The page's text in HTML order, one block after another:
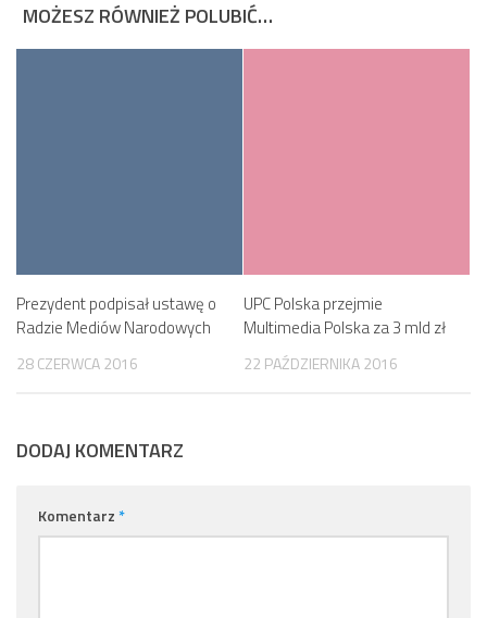
MOŻESZ RÓWNIEŻ POLUBIĆ…
Prezydent podpisał ustawę o
Radzie Mediów Narodowych
28 CZERWCA 2016
UPC Polska przejmie
Multimedia Polska za 3 mld zł
22 PAŹDZIERNIKA 2016
DODAJ KOMENTARZ
Komentarz*